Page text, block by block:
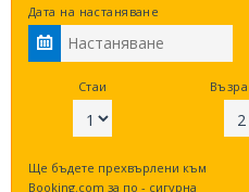
Това място е оценено с 1
възползват от ресторант в
питейно заведение. По време
площадка и меню (за деца).
обиколки. Настаняването е
Дата на настаняване
Стаи
Ще бъдете прехвърлени към
Booking.com за по - сигурна